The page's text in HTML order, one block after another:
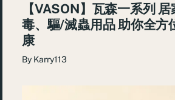
【VASON】瓦森一系列
毒、驅/滅蟲用品 助你全方
康
By Karry113